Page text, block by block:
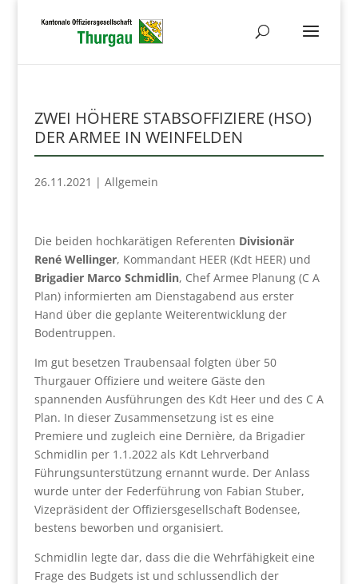
ZWEI HÖHERE STABSOFFIZIERE (HSO)
DER ARMEE IN WEINFELDEN
26.11.2021 | Allgemein
Die beiden hochkarätigen Referenten Divisionär
René Wellinger, Kommandant HEER (Kdt HEER) und
Brigadier Marco Schmidlin, Chef Armee Planung (C A
Plan) informierten am Dienstagabend aus erster
Hand über die geplante Weiterentwicklung der
Bodentruppen.
Im gut besetzen Traubensaal folgten über 50
Thurgauer Offiziere und weitere Gäste den
spannenden Ausführungen des Kdt Heer und des C A
Plan. In dieser Zusammensetzung ist es eine
Premiere und zugleich eine Dernière, da Brigadier
Schmidlin per 1.1.2022 als Kdt Lehrverband
Führungsunterstützung ernannt wurde. Der Anlass
wurde unter der Federführung von Fabian Stuber,
Vizepräsident der Offiziersgesellschaft Bodensee,
bestens beworben und organisiert.
Schmidlin legte dar, dass die die Wehrfähigkeit eine
Frage des Budgets ist und schlussendlich der